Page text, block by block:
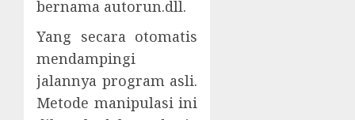
bernama autorun.dll.
Yang secara otomatis
mendampingi
jalannya program asli.
Metode manipulasi ini